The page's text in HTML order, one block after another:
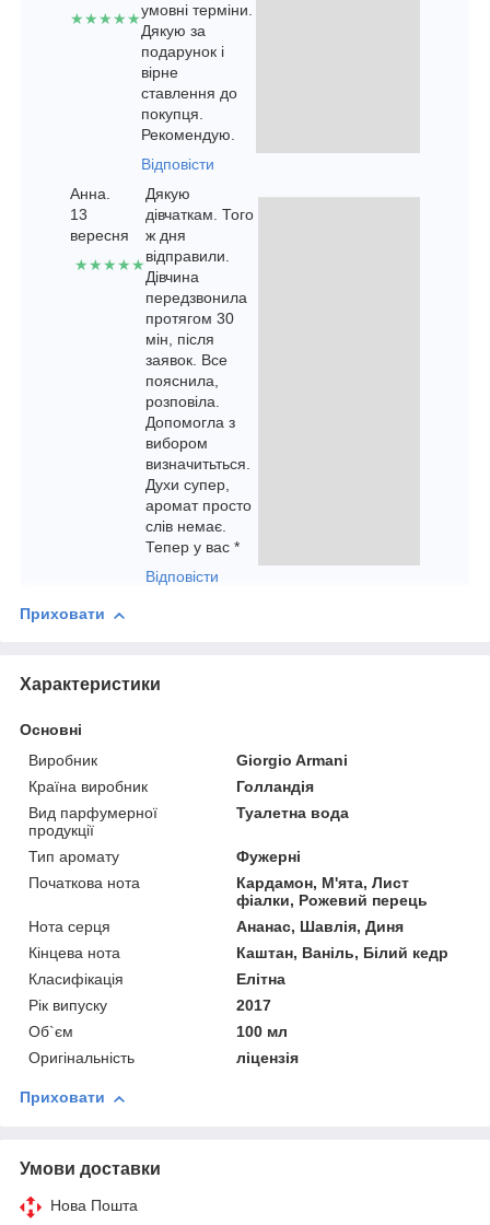
★★★★★умовні терміни.
Дякую за
подарунок і
вірне
ставлення до
покупця.
Рекомендую.
Відповісти
Анна.
13
вересня
★★★★★
Дякую
дівчаткам. Того
ж дня
відправили.
Дівчина
передзвонила
протягом 30
мін, після
заявок. Все
пояснила,
розповіла.
Допомогла з
вибором
визначитьться.
Духи супер,
аромат просто
слів немає.
Тепер у вас *
Відповісти
Приховати
Характеристики
Основні
Виробник
Giorgio Armani
Країна виробник
Голландія
Вид парфумерної
продукції
Туалетна вода
Тип аромату
Фужерні
Початкова нота
Кардамон, М'ята, Лист
фіалки, Рожевий перець
Нота серця
Ананас, Шавлія, Диня
Кінцева нота
Каштан, Ваніль, Білий кедр
Класифікація
Елітна
Рік випуску
2017
Об`єм
100 мл
Оригінальність
ліцензія
Приховати
Умови доставки
Нова Пошта